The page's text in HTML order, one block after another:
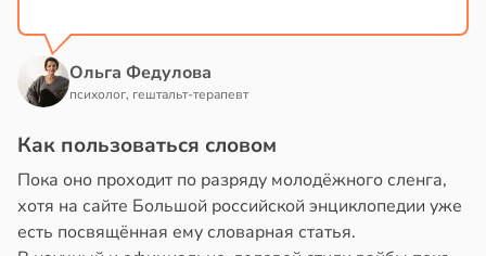
Ольга Федулова
психолог, гештальт-терапевт
Как пользоваться словом
Пока оно проходит по разряду молодёжного сленга,
хотя на сайте Большой российской энциклопедии уже
есть посвящённая ему словарная статья.